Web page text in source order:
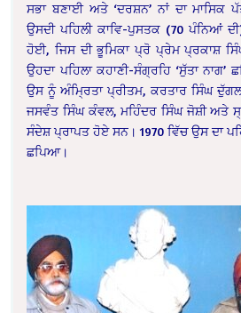
ਸਭਾ ਬਣਾਈ ਅਤੇ ‘ਦਰਸ਼ਨ’ ਨਾਂ ਦਾ ਮਾਸਿਕ
ਉਸਦੀ ਪਹਿਲੀ ਕਾਵਿ-ਪੁਸਤਕ (70 ਪੰਨਿਆਂ
ਹੋਈ, ਜਿਸ ਦੀ ਭੂਮਿਕਾ ਪ੍ਰੋ ਪ੍ਰੇਮ ਪ੍ਰਕਾਸ਼
ਉਹਦਾ ਪਹਿਲਾ ਕਹਾਣੀ-ਸੰਗ੍ਰਹਿ ‘ਸੁੱਤਾ
ਉਸ ਨੂੰ ਅੰਮ੍ਰਿਤਾ ਪ੍ਰੀਤਮ, ਕਰਤਾਰ ਸਿੰਘ
ਜਸਵੰਤ ਸਿੰਘ ਕੰਵਲ, ਮਹਿੰਦਰ ਸਿੰਘ ਜੋਸ਼ੀ ਅਤੇ
ਸੰਦੇਸ਼ ਪ੍ਰਾਪਤ ਹੋਏ ਸਨ। 1970 ਵਿੱਚ ਉਸ ਦਾ
ਛਪਿਆ।